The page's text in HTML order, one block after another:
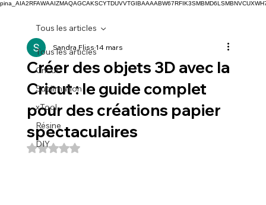
Tous les articles
Cricut
Sublimation
xTool
Résine
DIY
Tous les articles
Créer des objets 3D avec la
Cricut : le guide complet
pour des créations papier
spectaculaires
Sandra Fliss14 mars
Noté NaN étoiles sur 5.